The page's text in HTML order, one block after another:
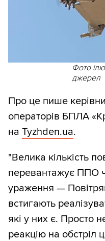
Фото
джерел
Про це пише
операторів БПЛА
на Tyzhden.ua.
"Велика кількість
перевантажує ППО
ураження —
встигають
які у них є. Просто
реакцію на обстріл